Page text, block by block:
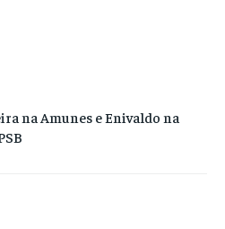
na Amunes e Enivaldo na